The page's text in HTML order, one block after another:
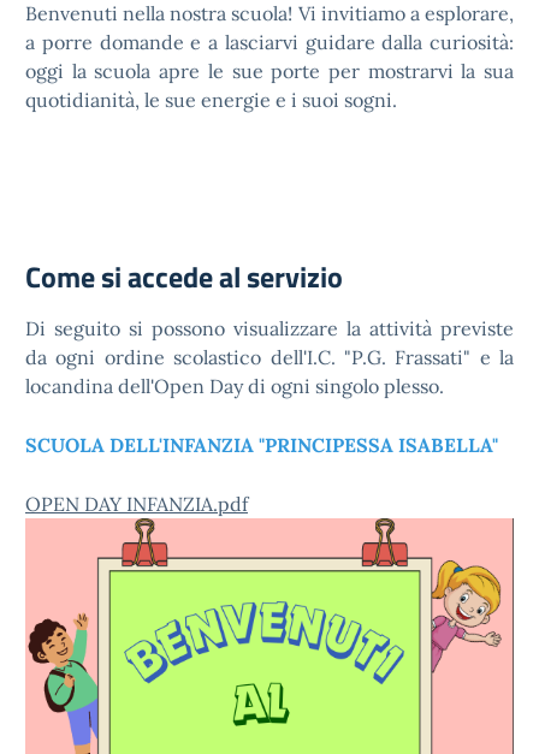
Benvenuti nella nostra scuola! Vi invitiamo a esplorare,
a porre domande e a lasciarvi guidare dalla curiosità:
oggi la scuola apre le sue porte per mostrarvi la sua
quotidianità, le sue energie e i suoi sogni.
Come si accede al servizio
Di seguito si possono visualizzare la attività previste
da ogni ordine scolastico dell'I.C. "P.G. Frassati" e la
locandina dell'Open Day di ogni singolo plesso.
SCUOLA DELL'INFANZIA "PRINCIPESSA ISABELLA"
OPEN DAY INFANZIA.pdf